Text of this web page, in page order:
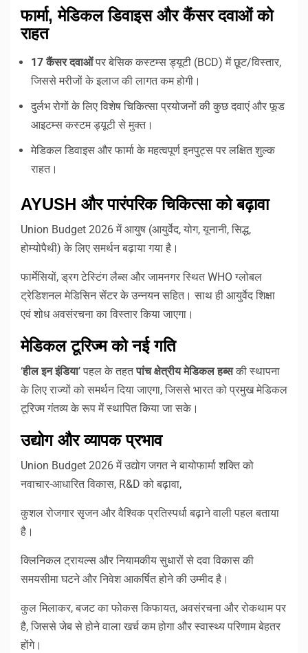
फार्मा, मेडिकल डिवाइस और कैंसर दवाओं को
राहत
17 कैंसर दवाओंपर बेसिक कस्टम्स ड्यूटी (BCD) में छूट/विस्तार,
जिससे मरीजों के इलाज की लागत कम होगी।
दुर्लभ रोगों के लिए विशेष चिकित्सा प्रयोजनों की कुछ दवाएं और फूड
आइटम्स कस्टम ड्यूटी से मुक्त।
मेडिकल डिवाइस और फार्मा के महत्वपूर्ण इनपुट्स पर लक्षित शुल्क
राहत।
AYUSH और पारंपरिक चिकित्सा को बढ़ावा
Union Budget 2026 में आयुष (आयुर्वेद, योग, यूनानी, सिद्ध,
होम्योपैथी) के लिए समर्थन बढ़ाया गया है।
फार्मेसियों, ड्रग टेस्टिंग लैब्स और जामनगर स्थित WHO ग्लोबल
ट्रेडिशनल मेडिसिन सेंटर के उन्नयन सहित। साथ ही आयुर्वेद शिक्षा
एवं शोध अवसंरचना का विस्तार किया जाएगा।
मेडिकल टूरिज्म को नई गति
‘हील इन इंडिया’ पहल के तहतपांच क्षेत्रीय मेडिकल हब्सकी स्थापना
के लिए राज्यों को समर्थन दिया जाएगा, जिससे भारत को प्रमुख मेडिकल
टूरिज्म गंतव्य के रूप में स्थापित किया जा सके।
उद्योग और व्यापक प्रभाव
Union Budget 2026 में उद्योग जगत ने बायोफार्मा शक्ति को
नवाचार-आधारित विकास, R&D को बढ़ावा,
कुशल रोजगार सृजन और वैश्विक प्रतिस्पर्धा बढ़ाने वाली पहल बताया
है।
क्लिनिकल ट्रायल्स और नियामकीय सुधारों से दवा विकास की
समयसीमा घटने और निवेश आकर्षित होने की उम्मीद है।
कुल मिलाकर, बजट का फोकस किफायत, अवसंरचना और रोकथाम पर
है, जिससे जेब से होने वाला खर्च कम होगा और स्वास्थ्य परिणाम बेहतर
होंगे।